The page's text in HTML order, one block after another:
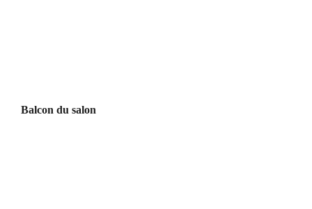
Balcon du salon